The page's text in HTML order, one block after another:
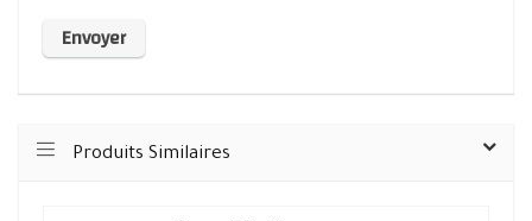
Produits Similaires